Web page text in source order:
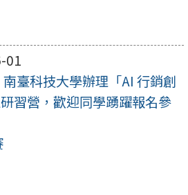
01
南臺科技大學辦理「AI 行銷創
習營，歡迎同學踴躍報名參